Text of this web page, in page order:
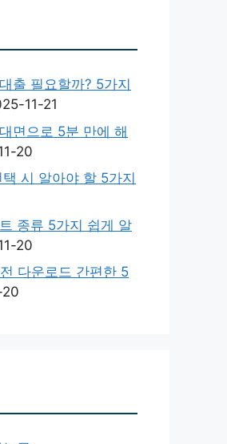
출 필요할까? 5가지
11-21
면으로 5분 만에 해
20
시 알아야 할 5가지
종류 5가지 쉽게 알
20
다운로드 간편한 5